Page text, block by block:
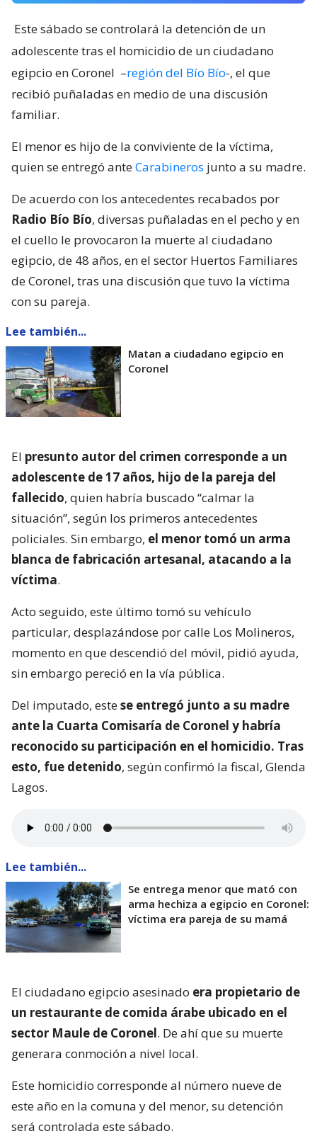
Este sábado se controlará la detención de un
adolescente tras el homicidio de un ciudadano
egipcio en Coronel –región del Bío Bío-, el que
recibió puñaladas en medio de una discusión
familiar.
El menor es hijo de la conviviente de la víctima,
quien se entregó anteCarabineros junto a su madre.
De acuerdo con los antecedentes recabados por
Radio Bío Bío, diversas puñaladas en el pecho y en
el cuello le provocaron la muerte al ciudadano
egipcio, de 48 años, en el sector Huertos Familiares
de Coronel, tras una discusión que tuvo la víctima
con su pareja.
Lee también...
Matan a ciudadano egipcio en
Coronel
El presunto autor del crimen corresponde a un
adolescente de 17 años, hijo de la pareja del
fallecido, quien habría buscado “calmar la
situación”, según los primeros antecedentes
policiales. Sin embargo, el menor tomó un arma
blanca de fabricación artesanal, atacando a la
víctima.
Acto seguido, este último tomó su vehículo
particular, desplazándose por calle Los Molineros,
momento en que descendió del móvil, pidió ayuda,
sin embargo pereció en la vía pública.
Del imputado, estese entregó junto a su madre
ante la Cuarta Comisaría de Coronel y habría
reconocido su participación en el homicidio. Tras
esto, fue detenido, según confirmó la fiscal, Glenda
Lagos.
Lee también...
Se entrega menor que mató con
arma hechiza a egipcio en Coronel:
víctima era pareja de su mamá
El ciudadano egipcio asesinado era propietario de
un restaurante de comida árabe ubicado en el
sector Maule de Coronel. De ahí que su muerte
generara conmoción a nivel local.
Este homicidio corresponde al número nueve de
este año en la comuna y del menor, su detención
será controlada este sábado.